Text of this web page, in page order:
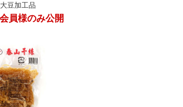
豆加工品
員様のみ公開